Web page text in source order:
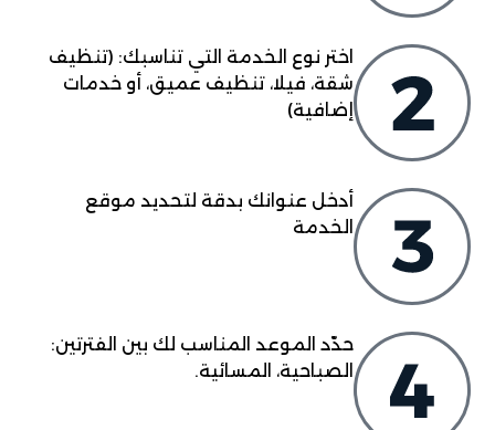
اختر نوع الخدمة التي تناسبك: (تنظيف
شقة، فيلا، تنظيف عميق، أو خدمات
إضافية)
أدخل عنوانك بدقة لتحديد موقع
الخدمة
حدّد الموعد المناسب لك بين الفترتين:
الصباحية، المسائية.